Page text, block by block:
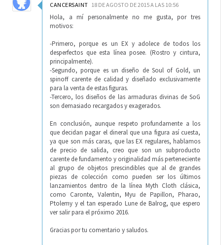
CANCERSAINT 18 DE AGOSTO DE 2015 A LAS 10:56
Hola, a mí personalmente no me gusta, por tres
motivos:
-Primero, porque es un EX y adolece de todos los
desperfectos que esta línea posee. (Rostro y cintura,
principalmente).
-Segundo, porque es un diseño de Soul of Gold, un
spinoff carente de calidad y diseñado exclusivamente
para la venta de estas figuras.
-Tercero, los diseños de las armaduras divinas de SoG
son demasiado recargados y exagerados.
En conclusión, aunque respeto profundamente a los
que decidan pagar el dineral que una figura así cuesta,
ya que son más caras, que las EX regulares, hablamos
de precio de salida, creo que son un subproducto
carente de fundamento y originalidad más perteneciente
al grupo de objetos prescindibles que al de grandes
piezas de colección como pueden ser los últimos
lanzamientos dentro de la línea Myth Cloth clásica,
como Caronte, Valentin, Myu de Papillon, Pharao,
Ptolemy y el tan esperado Lune de Balrog, que espero
ver salir para el próximo 2016.
Gracias por tu comentario y saludos.